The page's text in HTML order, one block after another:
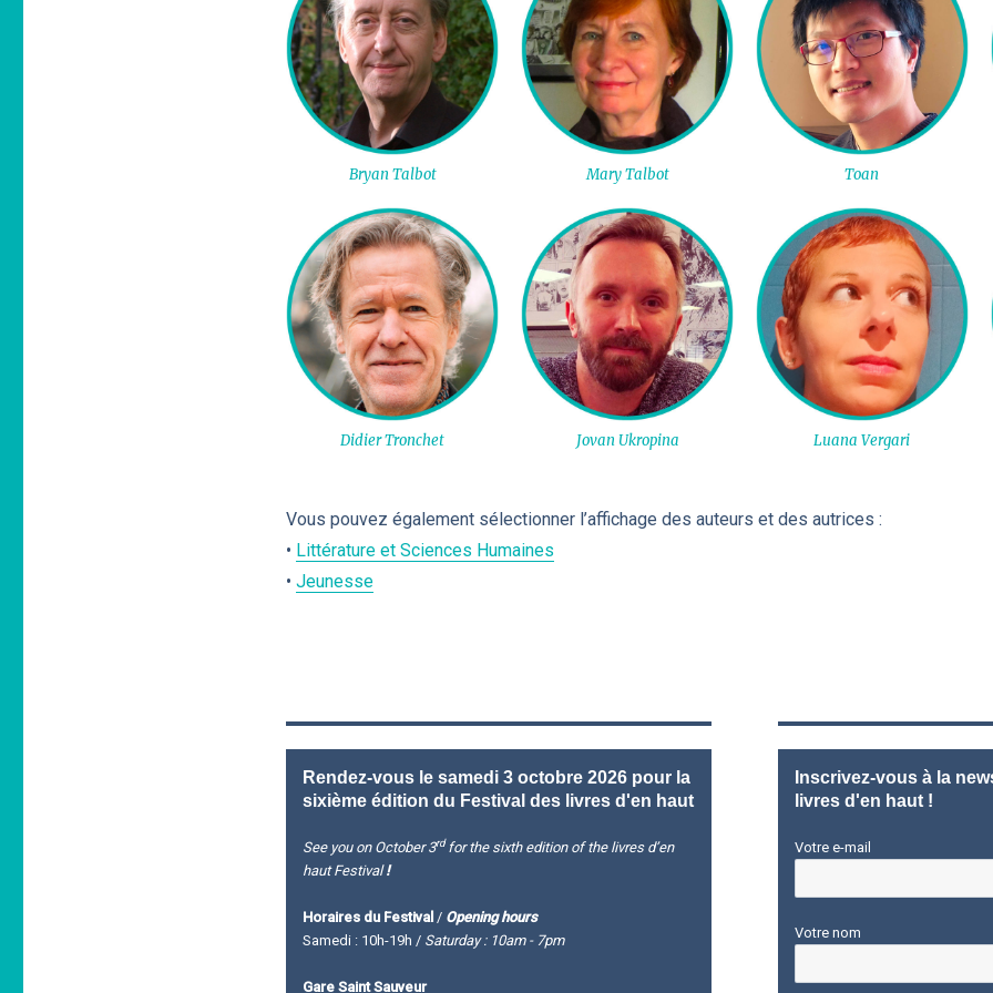
Bryan Talbot Mary Talbot Toan
Didier Tronchet Jovan Ukropina Luana Vergari
Vous pouvez également sélectionner l’affichage des auteurs et des autrices :
• Littérature et Sciences Humaines
• Jeunesse
Rendez-vous le samedi 3 octobre 2026 pour la
sixième édition du Festival des livres d'en haut
See you on October 3rdfor the sixth edition of the livres d’en
haut Festival!
Horaires du Festival / Opening hours
Samedi : 10h-19h /Saturday : 10am - 7pm
Gare Saint Sauveur
Inscrivez-vous à la
livres d'en haut !
Votre e-mail
Votre nom